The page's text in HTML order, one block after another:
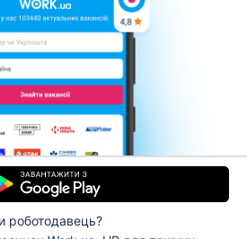
роботодавець?
Про нас
Кар’єра
Умови використання
Сервіс пошуку роботи №1 в